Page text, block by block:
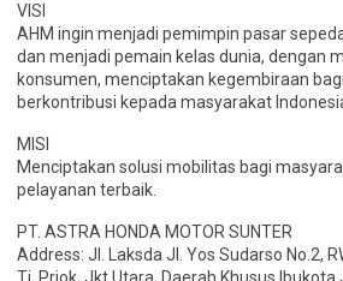
VISI
AHM ingin menjadi pemimpin pasar
dan menjadi pemain kelas dunia, dengan
konsumen, menciptakan kegembiraan
berkontribusi kepada masyarakat
MISI
Menciptakan solusi mobilitas bagi
pelayanan terbaik.
PT. ASTRA HONDA MOTOR SUNTER
Address: Jl. Laksda Jl. Yos Sudarso No.2,